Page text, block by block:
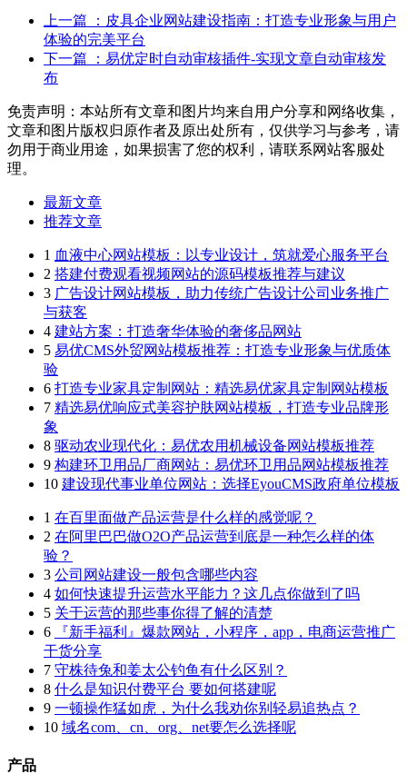
上一篇
：皮具企业网站建设指南：打造专业形象与用户
体验的完美平台
下一篇
：易优定时自动审核插件-实现文章自动审核发
布
免责声明：本站所有文章和图片均来自用户分享和网络收集，
文章和图片版权归原作者及原出处所有，仅供学习与参考，请
勿用于商业用途，如果损害了您的权利，请联系网站客服处
理。
最新文章
推荐文章
1 血液中心网站模板：以专业设计，筑就爱心服务平台
2 搭建付费观看视频网站的源码模板推荐与建议
3 广告设计网站模板，助力传统广告设计公司业务推广
与获客
4 建站方案：打造奢华体验的奢侈品网站
5 易优CMS外贸网站模板推荐：打造专业形象与优质体
验
6 打造专业家具定制网站：精选易优家具定制网站模板
7 精选易优响应式美容护肤网站模板，打造专业品牌形
象
8 驱动农业现代化：易优农用机械设备网站模板推荐
9 构建环卫用品厂商网站：易优环卫用品网站模板推荐
10 建设现代事业单位网站：选择EyouCMS政府单位模板
1 在百里面做产品运营是什么样的感觉呢？
2 在阿里巴巴做O2O产品运营到底是一种怎么样的体
验？
3 公司网站建设一般包含哪些内容
4 如何快速提升运营水平能力？这几点你做到了吗
5 关于运营的那些事你得了解的清楚
6
『新手福利』爆款网站，小程序，app，电商运营推广
干货分享
7 守株待兔和姜太公钓鱼有什么区别？
8 什么是知识付费平台 要如何搭建呢
9 一顿操作猛如虎，为什么我劝你别轻易追热点？
10 域名com、cn、org、net要怎么选择呢
产品